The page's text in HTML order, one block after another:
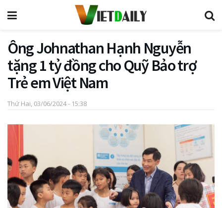
Ông Johnathan Hạnh Nguyễn
tặng 1 tỷ đồng cho Quỹ Bảo trợ
Trẻ em Việt Nam
Thứ Hai, 03/06/2024 - 15:38